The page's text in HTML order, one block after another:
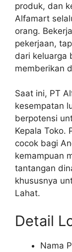
produk, dan
Alfamart
orang.
pekerjaan,
dari keluarga
memberikan
Saat ini, PT
kesempatan
berpotensi
Kepala Toko.
cocok bagi
kemampuan
tantangan
khususnya
Lahat.
Detail
Nama